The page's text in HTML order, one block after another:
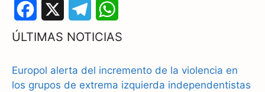
a
e
e
e
h
t
ÚLTIMAS NOTICIAS
Europol alerta del incremento de la violencia en
los grupos de extrema izquierda independentistas